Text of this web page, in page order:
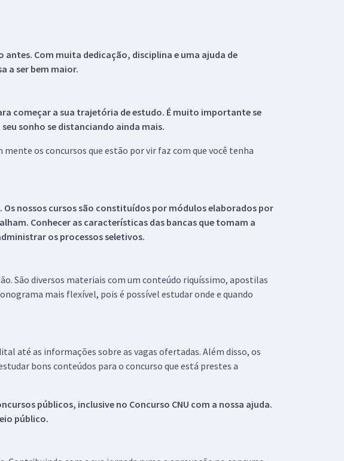
Com muita dedicação, disciplina e uma ajuda de
a ser bem maior.
começar a sua trajetória de estudo. É muito importante se
sonho se distanciando ainda mais.
os concursos que estão por vir faz com que você tenha
nossos cursos são constituídos por módulos elaborados por
Conhecer as características das bancas que tomam a
os processos seletivos.
São diversos materiais com um conteúdo riquíssimo, apostilas
mais flexível, pois é possível estudar onde e quando
até as informações sobre as vagas ofertadas. Além disso, os
bons conteúdos para o concurso que está prestes a
públicos, inclusive no Concurso CNU com a nossa ajuda.
público.